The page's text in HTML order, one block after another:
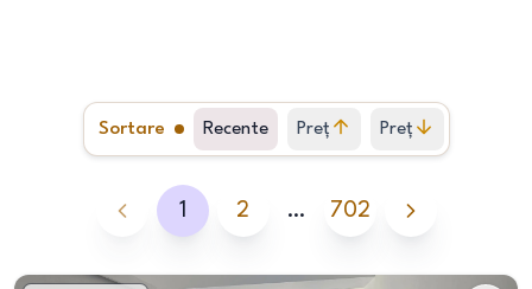
Sortare Recente Preț
crescător
Preț
descrescător
1 2 … 702